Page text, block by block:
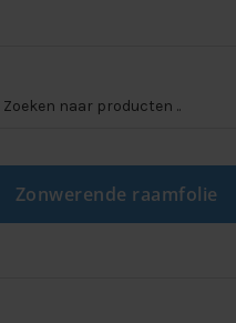
Zonwerende raamfolie